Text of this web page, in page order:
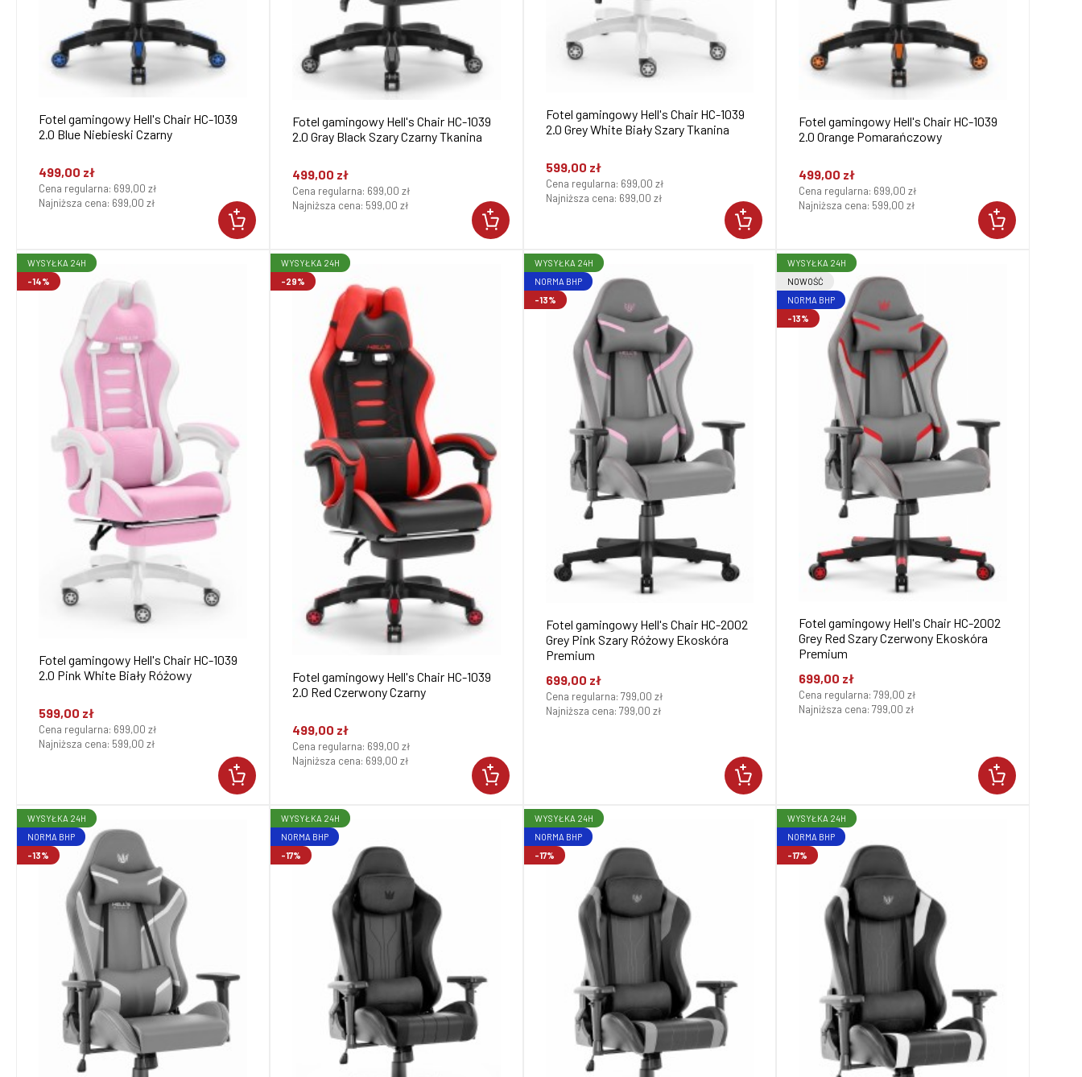
Fotel gamingowy Hell's Chair HC-1039
2.0 Blue Niebieski Czarny
499,00 zł
Cena regularna: 699,00 zł
Najniższa cena: 699,00 zł
Fotel gamingowy Hell's Chair HC-1039
2.0 Gray Black Szary Czarny Tkanina
499,00 zł
Cena regularna: 699,00 zł
Najniższa cena: 599,00 zł
Fotel gamingowy Hell's Chair HC-1039
2.0 Grey White Biały Szary Tkanina
599,00 zł
Cena regularna: 699,00 zł
Najniższa cena: 699,00 zł
Fotel gamingowy Hell's Chair HC-1039
2.0 Orange Pomarańczowy
499,00 zł
Cena regularna: 699,00 zł
Najniższa cena: 599,00 zł
Fotel gamingowy Hell's Chair HC-1039
2.0 Pink White Biały Różowy
599,00 zł
Cena regularna: 699,00 zł
Najniższa cena: 599,00 zł
-14%
WYSYŁKA 24H
Fotel gamingowy Hell's Chair HC-1039
2.0 Red Czerwony Czarny
499,00 zł
Cena regularna: 699,00 zł
Najniższa cena: 699,00 zł
-29%
WYSYŁKA 24H
Fotel gamingowy Hell's Chair HC-2002
Grey Pink Szary Różowy Ekoskóra
Premium
699,00 zł
Cena regularna: 799,00 zł
Najniższa cena: 799,00 zł
-13%
WYSYŁKA 24H
NORMA BHP
Fotel gamingowy Hell's Chair HC-2002
Grey Red Szary Czerwony Ekoskóra
Premium
699,00 zł
Cena regularna:799,00 zł
Najniższa cena:799,00 zł
-13%
NOWOŚĆ
WYSYŁKA 24H
NORMA BHP
-13%
WYSYŁKA 24H
NORMA BHP
-17%
WYSYŁKA 24H
NORMA BHP
-17%
WYSYŁKA 24H
NORMA BHP
-17%
WYSYŁKA 24H
NORMA BHP